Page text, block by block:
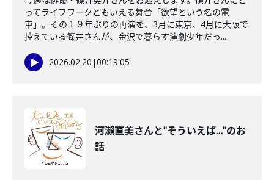
ってライフワークともいえる舞台「欲望という名の電
車」。その１９年ぶりの再演を、3月に東京、4月に大阪で
控えている篠井さんが、金沢で暮らす演劇少年だっ...
2026.02.20 |00:19:05
河瀨直美さんと"そういえば…"のお
話